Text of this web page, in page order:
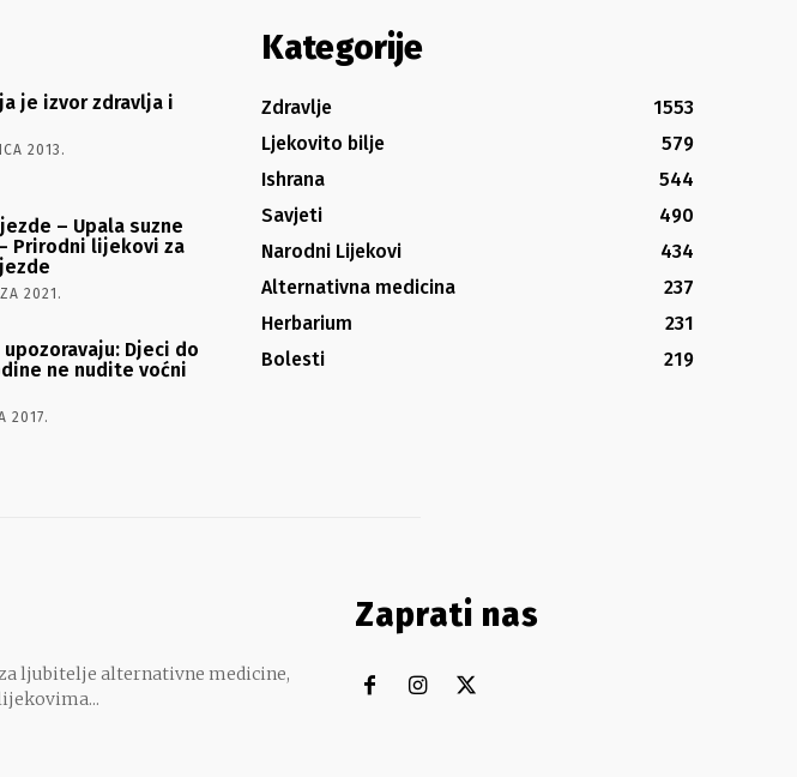
je izvor zdravlja i
2013.
– Upala suzne
Prirodni lijekovi za
2021.
Djeci do
ne nudite voćni
2017.
Kategorije
Zdravlje
1553
Ljekovito bilje
579
Ishrana
544
Savjeti
490
Narodni Lijekovi
434
Alternativna medicina
237
Herbarium
231
Bolesti
219
ljubitelje alternativne medicine,
Zaprati nas